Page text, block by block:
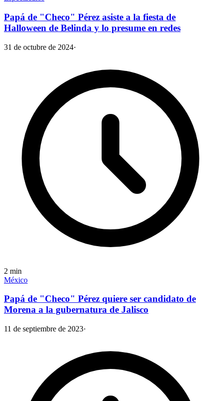
Papá de "Checo" Pérez asiste a la fiesta de
Halloween de Belinda y lo presume en redes
31 de octubre de 2024·
2 min
México
Papá de "Checo" Pérez quiere ser candidato de
Morena a la gubernatura de Jalisco
11 de septiembre de 2023·